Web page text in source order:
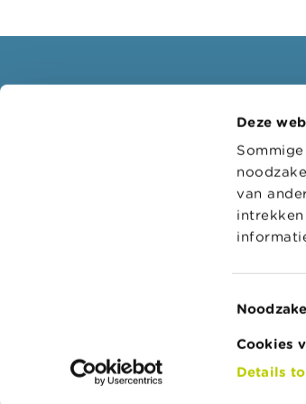
Deze
van
Cookies
Details
Waarschuwingen & sancties
Voor uw vragen over geld:
© FSMA 2026 Over deze